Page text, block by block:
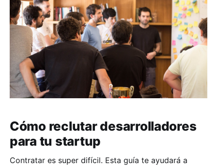
Cómo reclutar desarrolladores
para tu startup
Contratar es super difícil. Esta guía te ayudará a